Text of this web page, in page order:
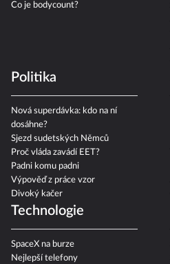
Co je bodycount?
Politika
Nová superdávka: kdo na ní
dosáhne?
Sjezd sudetských Němců
Proč vláda zavádí EET?
Padni komu padni
Výpověď z práce vzor
Divoký kačer
Technologie
SpaceX na burze
Nejlepší telefony